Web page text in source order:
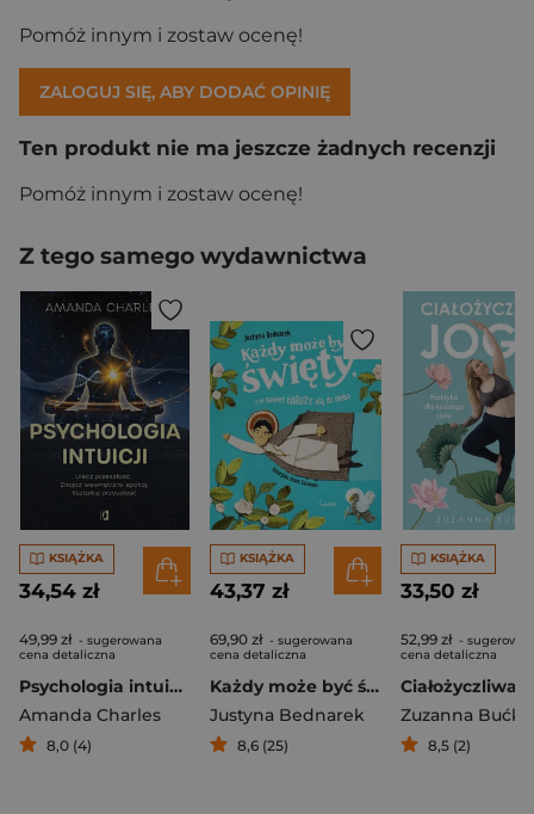
Pomóż innym i zostaw ocenę!
ZALOGUJ SIĘ, ABY DODAĆ OPINIĘ
Ten produkt nie ma jeszcze żadnych recenzji
Pomóż innym i zostaw ocenę!
Z tego samego wydawnictwa
KSIĄŻKA
34,54 zł
49,99 zł - sugerowana
cena detaliczna
Psychologia intuicji. Ulecz przeszłość. Znajdź wewnętrzny spokój. Kształtuj przyszłość
Amanda Charles
8,0 (4)
KSIĄŻKA
43,37 zł
69,90 zł - sugerowana
cena detaliczna
Każdy może być święty, czyli nawet łobuzy idą do nieba
Justyna Bednarek
8,6 (25)
KSIĄŻKA
33,50 zł
52,99 zł -
cena detaliczna
Ciałożyczliwa
Zuzanna Bućko
8,5 (2)